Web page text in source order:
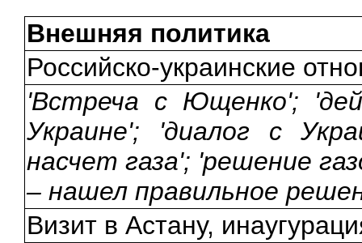
Внешняя политика
Российско-украинские
'Встреча с Ющенко';
Украине'; 'диалог с
насчет газа'; 'решение
– нашел правильное
Визит в Астану,